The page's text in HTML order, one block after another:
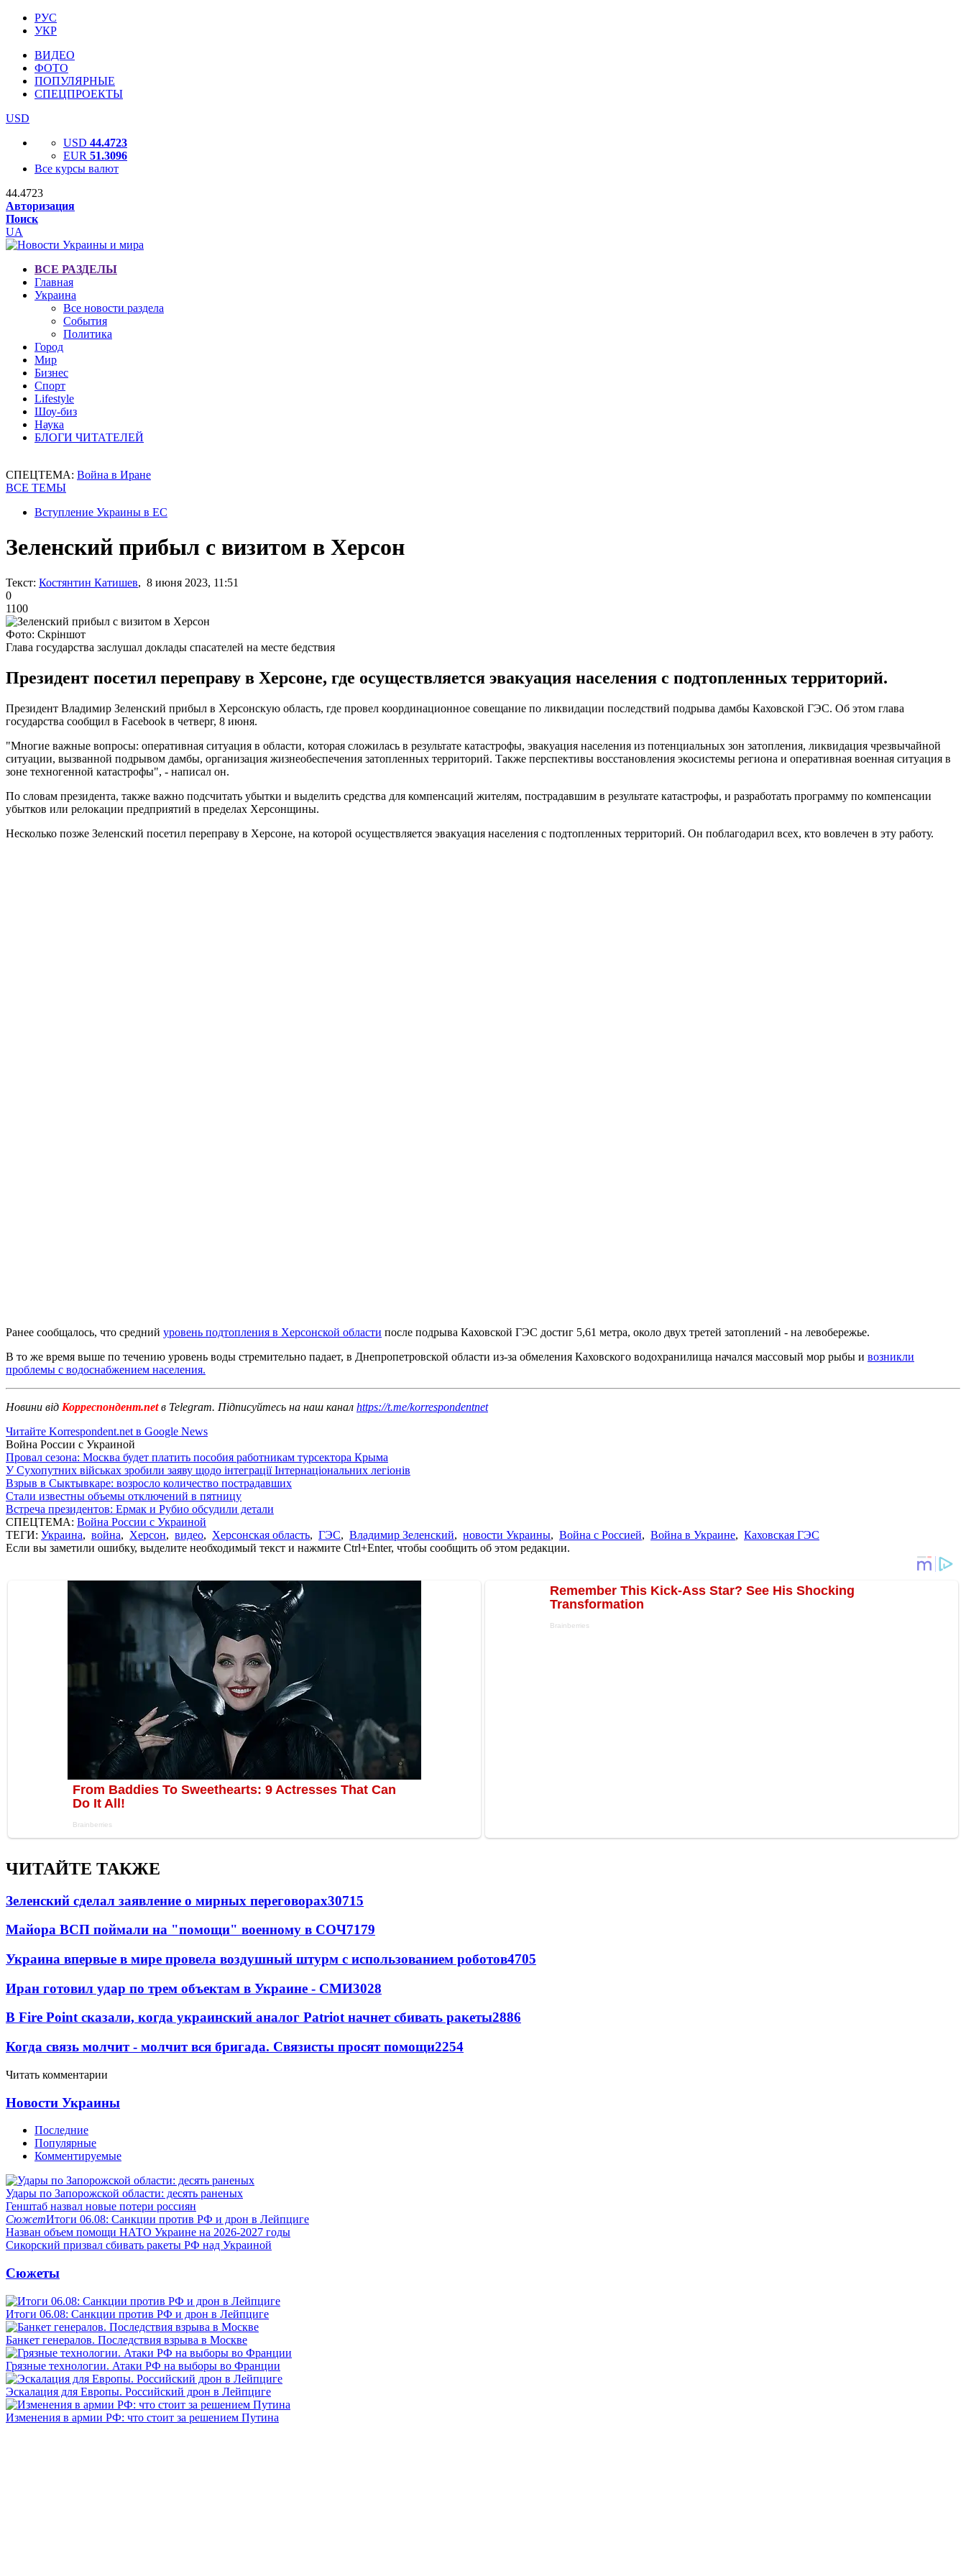
РУС
УКР
ВИДЕО
ФОТО
ПОПУЛЯРНЫЕ
СПЕЦПРОЕКТЫ
USD
USD 44.4723
EUR 51.3096
Все курсы валют
44.4723
Авторизация
Поиск
UA
ВСЕ РАЗДЕЛЫ
Главная
Украина
Все новости раздела
События
Политика
Город
Мир
Бизнес
Спорт
Lifestyle
Шоу-биз
Наука
БЛОГИ ЧИТАТЕЛЕЙ
СПЕЦТЕМА: Война в Иране
ВСЕ ТЕМЫ
Вступление Украины в ЕС
Зеленский прибыл с визитом в Херсон
Текст: Костянтин Катишев, 8 июня 2023, 11:51
0
1100
Фото: Скріншот
Глава государства заслушал доклады спасателей на месте бедствия
Президент посетил переправу в Херсоне, где осуществляется эвакуация населения с подтопленных территорий.
Президент Владимир Зеленский прибыл в Херсонскую область, где провел координационное совещание по ликвидации последствий подрыва дамбы Каховской ГЭС. Об этом глава
государства сообщил в Facebook в четверг, 8 июня.
"Многие важные вопросы: оперативная ситуация в области, которая сложилась в результате катастрофы, эвакуация населения из потенциальных зон затопления, ликвидация чрезвычайной
ситуации, вызванной подрывом дамбы, организация жизнеобеспечения затопленных территорий. Также перспективы восстановления экосистемы региона и оперативная военная ситуация в
зоне техногенной катастрофы", - написал он.
По словам президента, также важно подсчитать убытки и выделить средства для компенсаций жителям, пострадавшим в результате катастрофы, и разработать программу по компенсации
убытков или релокации предприятий в пределах Херсонщины.
Несколько позже Зеленский посетил переправу в Херсоне, на которой осуществляется эвакуация населения с подтопленных территорий. Он поблагодарил всех, кто вовлечен в эту работу.
Ранее сообщалось, что средний уровень подтопления в Херсонской области после подрыва Каховской ГЭС достиг 5,61 метра, около двух третей затоплений - на левобережье.
В то же время выше по течению уровень воды стремительно падает, в Днепропетровской области из-за обмеления Каховского водохранилища начался массовый мор рыбы и возникли
проблемы с водоснабжением населения.
Новини від Корреспондент.netв Telegram. Підписуйтесь на наш канал https://t.me/korrespondentnet
Читайте Korrespondent.net в Google News
Война России с Украиной
Провал сезона: Москва будет платить пособия работникам турсектора Крыма
У Сухопутних військах зробили заяву щодо інтеграції Інтернаціональних легіонів
Взрыв в Сыктывкаре: возросло количество пострадавших
Стали известны объемы отключений в пятницу
Встреча президентов: Ермак и Рубио обсудили детали
СПЕЦТЕМА: Война России с Украиной
ТЕГИ: Украина, война, Херсон, видео, Херсонская область, ГЭС, Владимир Зеленский, новости Украины, Война с Россией, Война в Украине, Каховская ГЭС
Если вы заметили ошибку, выделите необходимый текст и нажмите Ctrl+Enter, чтобы сообщить об этом редакции.
ЧИТАЙТЕ ТАКЖЕ
Зеленский сделал заявление о мирных переговорах30715
Майора ВСП поймали на "помощи" военному в СОЧ7179
Украина впервые в мире провела воздушный штурм с использованием роботов4705
Иран готовил удар по трем объектам в Украине - СМИ3028
В Fire Point сказали, когда украинский аналог Patriot начнет сбивать ракеты2886
Когда связь молчит - молчит вся бригада. Связисты просят помощи2254
Читать комментарии
Новости Украины
Последние
Популярные
Комментируемые
Удары по Запорожской области: десять раненых
Генштаб назвал новые потери россиян
СюжетИтоги 06.08: Санкции против РФ и дрон в Лейпциге
Назван объем помощи НАТО Украине на 2026-2027 годы
Сикорский призвал сбивать ракеты РФ над Украиной
Сюжеты
Итоги 06.08: Санкции против РФ и дрон в Лейпциге
Банкет генералов. Последствия взрыва в Москве
Грязные технологии. Атаки РФ на выборы во Франции
Эскалация для Европы. Российский дрон в Лейпциге
Изменения в армии РФ: что стоит за решением Путина